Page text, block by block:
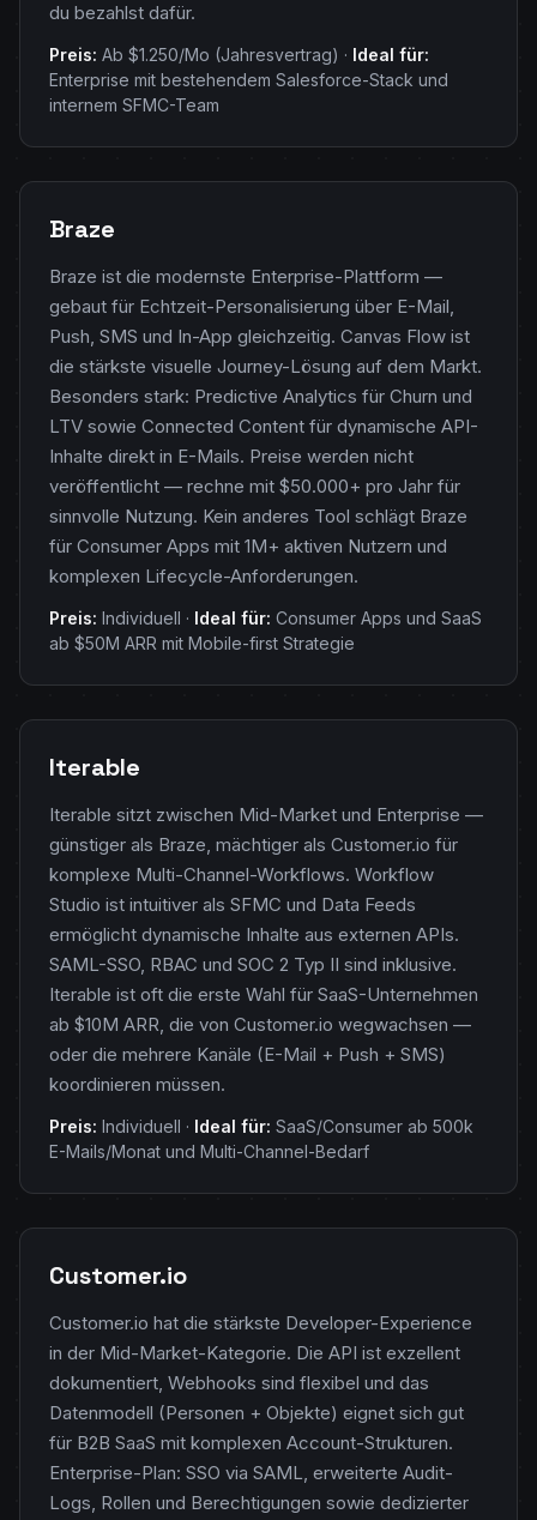
du bezahlst dafür.
Preis: Ab $1.250/Mo (Jahresvertrag) · Ideal für:
Enterprise mit bestehendem Salesforce-Stack und
internem SFMC-Team
Braze
Braze ist die modernste Enterprise-Plattform —
gebaut für Echtzeit-Personalisierung über E-Mail,
Push, SMS und In-App gleichzeitig. Canvas Flow ist
die stärkste visuelle Journey-Lösung auf dem Markt.
Besonders stark: Predictive Analytics für Churn und
LTV sowie Connected Content für dynamische API-
Inhalte direkt in E-Mails. Preise werden nicht
veröffentlicht — rechne mit $50.000+ pro Jahr für
sinnvolle Nutzung. Kein anderes Tool schlägt Braze
für Consumer Apps mit 1M+ aktiven Nutzern und
komplexen Lifecycle-Anforderungen.
Preis: Individuell · Ideal für: Consumer Apps und SaaS
ab $50M ARR mit Mobile-first Strategie
Iterable
Iterable sitzt zwischen Mid-Market und Enterprise —
günstiger als Braze, mächtiger als Customer.io für
komplexe Multi-Channel-Workflows. Workflow
Studio ist intuitiver als SFMC und Data Feeds
ermöglicht dynamische Inhalte aus externen APIs.
SAML-SSO, RBAC und SOC 2 Typ II sind inklusive.
Iterable ist oft die erste Wahl für SaaS-Unternehmen
ab $10M ARR, die von Customer.io wegwachsen —
oder die mehrere Kanäle (E-Mail + Push + SMS)
koordinieren müssen.
Preis: Individuell · Ideal für: SaaS/Consumer ab 500k
E-Mails/Monat und Multi-Channel-Bedarf
Customer.io
Customer.io hat die stärkste Developer-Experience
in der Mid-Market-Kategorie. Die API ist exzellent
dokumentiert, Webhooks sind flexibel und das
Datenmodell (Personen + Objekte) eignet sich gut
für B2B SaaS mit komplexen Account-Strukturen.
Enterprise-Plan: SSO via SAML, erweiterte Audit-
Logs, Rollen und Berechtigungen sowie dedizierter